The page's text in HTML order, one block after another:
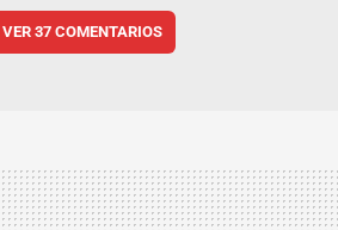
VER 37 COMENTARIOS